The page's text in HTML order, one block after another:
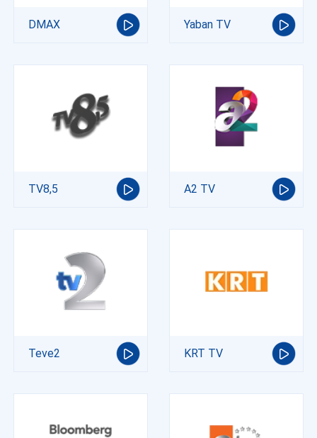
DMAX Yaban TV
TV8,5 A2 TV
Teve2 KRT TV